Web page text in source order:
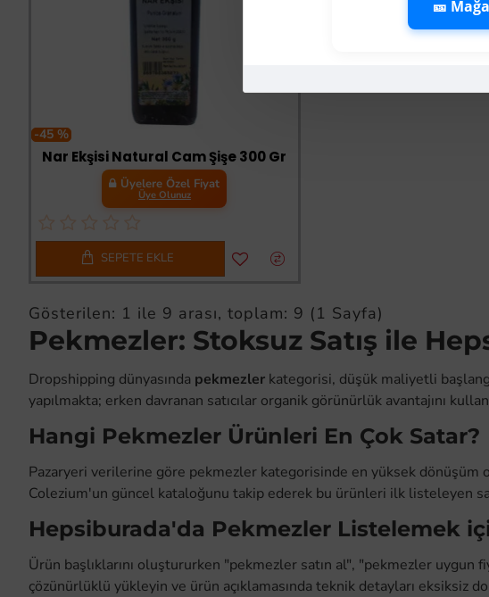
🎫
-45 %
Nar Ekşisi Natural Cam Şişe 300 Gr
Üyelere Özel Fiyat
Üye Olunuz
SEPETE EKLE
Gösterilen: 1 ile 9 arası, toplam: 9 (1 Sayfa)
Pekmezler: Stoksuz Satış ile
Dropshipping dünyasında pekmezler kategorisi, düşük maliyetli
yapılmakta; erken davranan satıcılar organik görünürlük avantajını
Hangi Pekmezler Ürünleri En Çok Satar?
Pazaryeri verilerine göre pekmezler kategorisinde en yüksek
Colezium'un güncel kataloğunu takip ederek bu ürünleri ilk listeleyen
Hepsiburada'da Pekmezler Listelemek
Ürün başlıklarını oluştururken "pekmezler satın al", "pekmezler
çözünürlüklü yükleyin ve ürün açıklamasında teknik detayları eksiksiz